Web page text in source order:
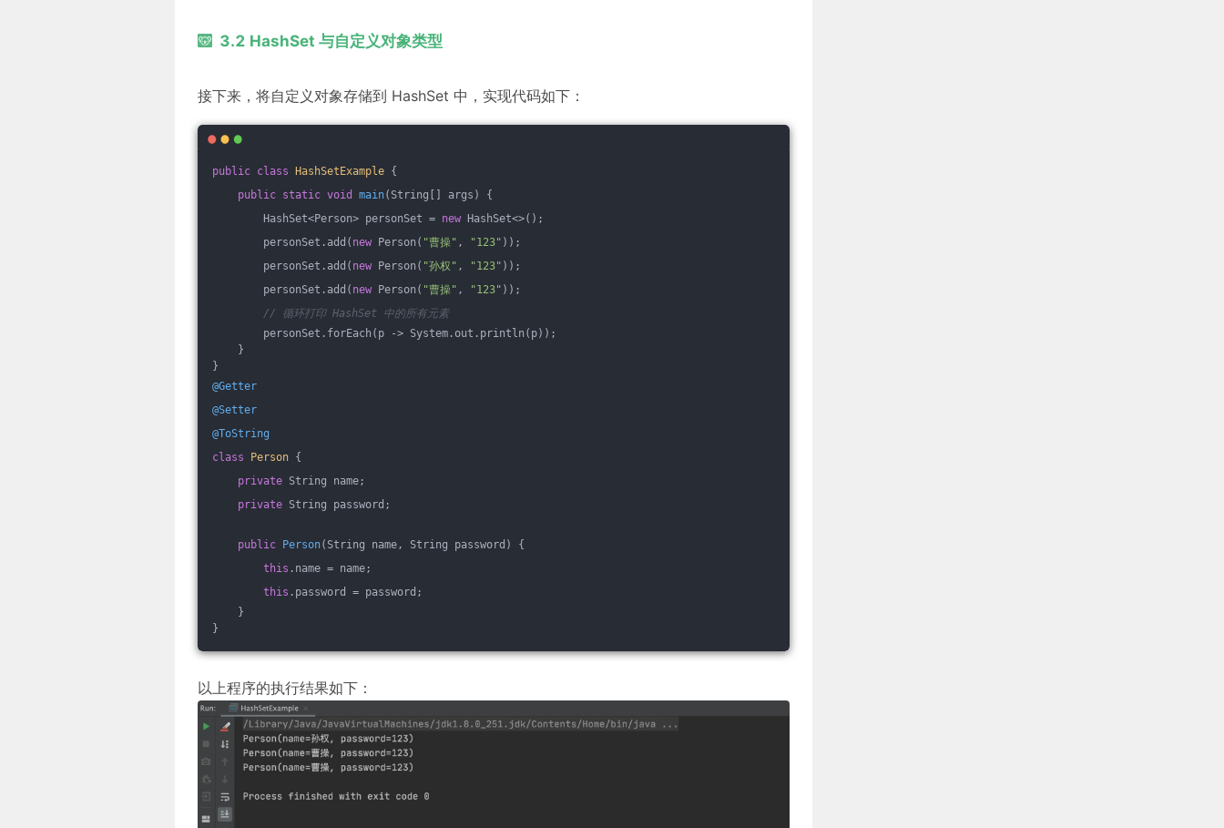
3.2 HashSet 与自定义对象类型
接下来，将自定义对象存储到 HashSet 中，实现代码如下：
public class HashSetExample {
public static void main(String[] args)
{
HashSet<Person> personSet = new HashSet<>();
personSet.add( new Person( "曹操" , "123" ));
personSet.add( new Person( "孙权" , "123" ));
personSet.add( new Person( "曹操" , "123" ));
// 循环打印 HashSet 中的所有元素
personSet.forEach(p -> System.out.println(p));
}
}
@Getter
@Setter
@ToString
class
Person {
private String name;
private String password;
public Person(String name, String password)
{
this .name = name;
this .password = password;
}
}
以上程序的执行结果如下：